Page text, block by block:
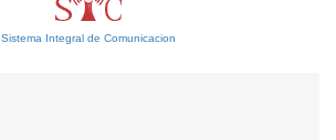
Sistema Integral de Comunicacion